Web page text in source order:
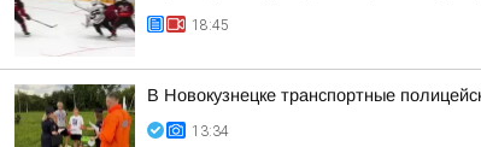
18:45
В Новокузнецке транспортные
13:34